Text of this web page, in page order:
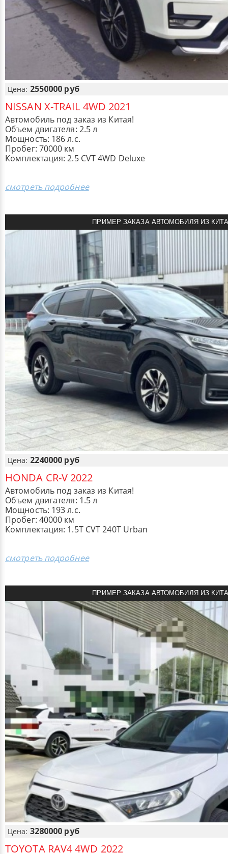
Цена: 2550000 руб
NISSAN X-TRAIL 4WD 2021
Автомобиль под заказ из Китая!
Объем двигателя: 2.5 л
Мощность: 186 л.с.
Пробег: 70000 км
Комплектация: 2.5 CVT 4WD Deluxe
смотреть подробнее
ПРИМЕР ЗАКАЗА АВТОМОБИЛЯ ИЗ
Цена: 2240000 руб
HONDA CR-V 2022
Автомобиль под заказ из Китая!
Объем двигателя: 1.5 л
Мощность: 193 л.с.
Пробег: 40000 км
Комплектация: 1.5T CVT 240T Urban
смотреть подробнее
ПРИМЕР ЗАКАЗА АВТОМОБИЛЯ ИЗ
Цена: 3280000 руб
TOYOTA RAV4 4WD 2022